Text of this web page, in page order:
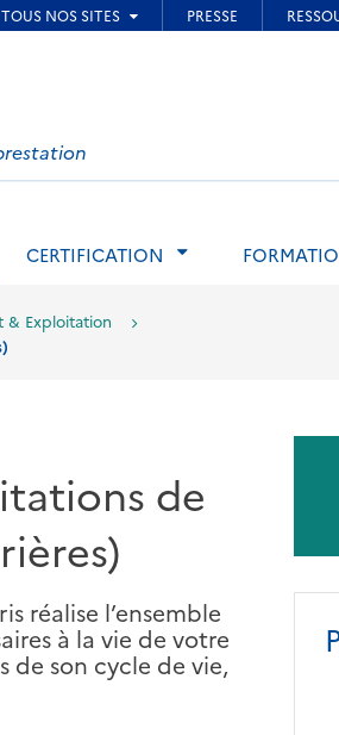
CERTIFICATION
& Exploitation
de
réalise l’ensemble
à la vie de votre
de son cycle de vie,